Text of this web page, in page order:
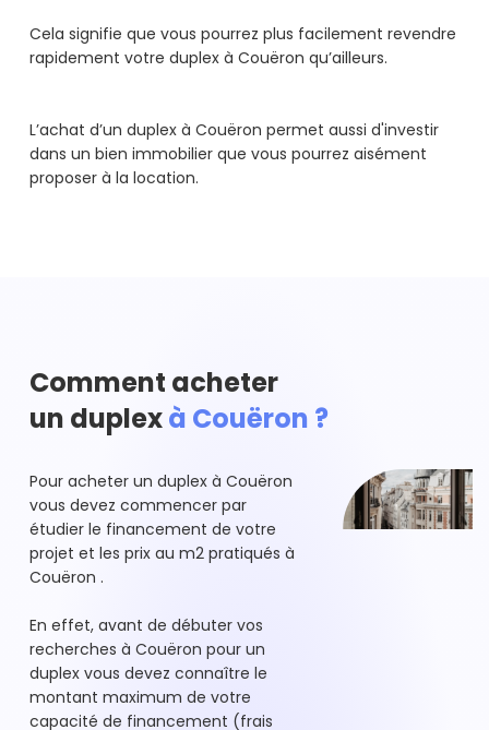
Cela signifie que vous pourrez plus facilement revendre
rapidement votre duplex à Couëron qu’ailleurs.
L’achat d’un duplex à Couëron permet aussi d'investir
dans un bien immobilier que vous pourrez aisément
proposer à la location.
Comment acheter
un duplexà Couëron ?
Pour acheter un duplex à Couëron
vous devez commencer par
étudier le financement de votre
projet et les prix au m2 pratiqués à
Couëron .
En effet, avant de débuter vos
recherches à Couëron pour un
duplex vous devez connaître le
montant maximum de votre
capacité de financement (frais